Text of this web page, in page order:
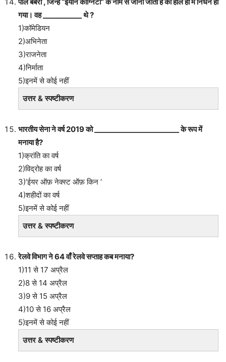
गया। वह ___________ थे ?
1)कॉमेडियन
2)अभिनेता
3)राजनेता
4)निर्माता
5)इनमें से कोई नहीं
उत्तर & स्पष्टीकरण
भारतीय सेना ने वर्ष 2019 को ________________________ के रूप में
मनाया है?
1)क्रांति का वर्ष
2)विद्रोह का वर्ष
3)’ईयर ऑफ़ नेक्स्ट ऑफ़ किन ‘
4)शहीदों का वर्ष
5)इनमें से कोई नहीं
उत्तर & स्पष्टीकरण
रेलवे विभाग ने 64 वाँ रेलवे सप्ताह कब मनाया?
1)11 से 17 अप्रैल
2)8 से 14 अप्रैल
3)9 से 15 अप्रैल
4)10 से 16 अप्रैल
5)इनमें से कोई नहीं
उत्तर & स्पष्टीकरण